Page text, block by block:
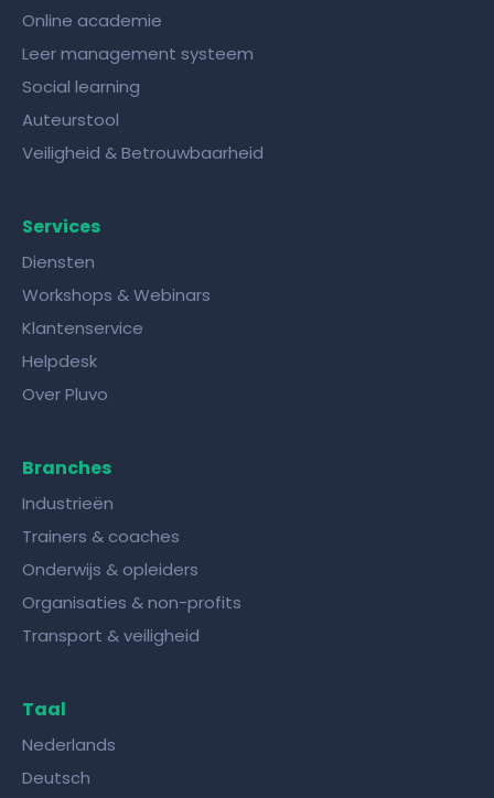
Online academie
Leer management systeem
Social learning
Auteurstool
Veiligheid & Betrouwbaarheid
Services
Diensten
Workshops & Webinars
Klantenservice
Helpdesk
Over Pluvo
Branches
Industrieën
Trainers & coaches
Onderwijs & opleiders
Organisaties & non-profits
Transport & veiligheid
Taal
Nederlands
Deutsch